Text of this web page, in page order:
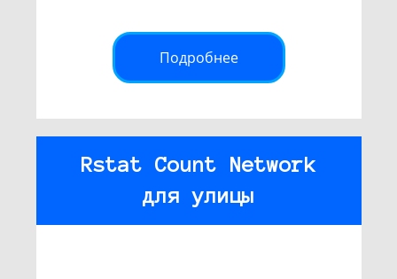
Подробнее
Rstat Count Network
для улицы